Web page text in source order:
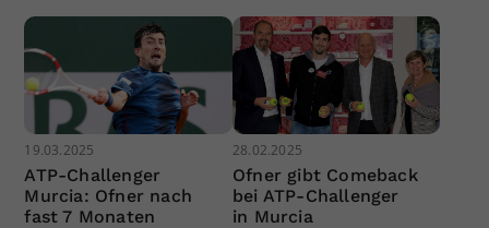
19.03.2025
ATP-Challenger
Murcia: Ofner nach
fast 7 Monaten
28.02.2025
Ofner gibt Comeback
bei ATP-Challenger
in Murcia